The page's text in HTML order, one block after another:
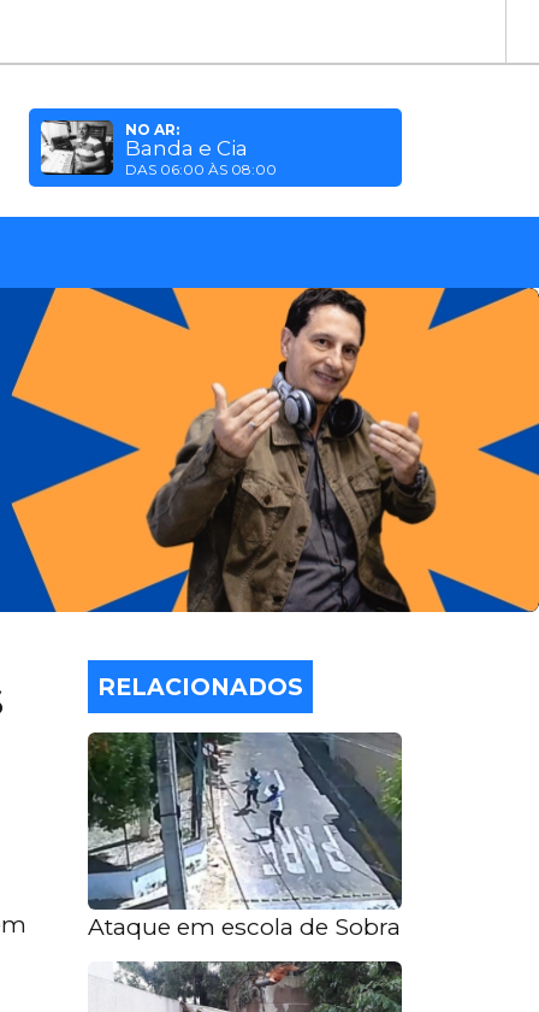
NO AR:
Banda e Cia
DAS 06:00 ÀS 08:00
RELACIONADOS
Ataque em escola de Sobral: